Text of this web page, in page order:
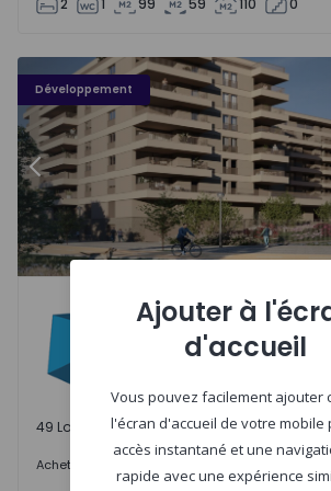
2 1 99 59 110 0
Développement
PLENO JARDIM - 3
Précédent
Águas Santas, PortoPLENO JARDIM
Águas Santas, Porto
49 Lots disponibles
Acheter 242.000 €
Ajouter à
d'accueil
Vous pouvez facilement ajouter
l'écran d'accueil de votre mobile
accès instantané et une
rapide avec une expérience